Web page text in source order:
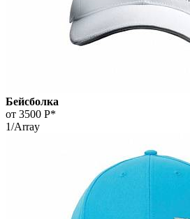
Бейсболка
от 3500 Р*
1/Array